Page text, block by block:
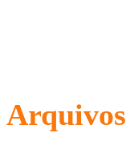
Arquivos